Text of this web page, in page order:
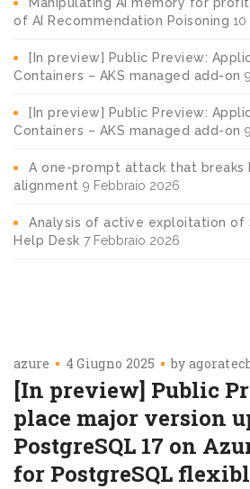
of AI Recommendation Poisoning 10
[In preview] Public Preview:
Containers – AKS managed add-on
[In preview] Public Preview:
Containers – AKS managed add-on
A one-prompt attack that breaks
alignment 9 Febbraio 2026
Analysis of active exploitation of
Help Desk 7 Febbraio 2026
azure 4 Giugno 2025 by
[In preview] Public
place major version
PostgreSQL 17 on
for PostgreSQL